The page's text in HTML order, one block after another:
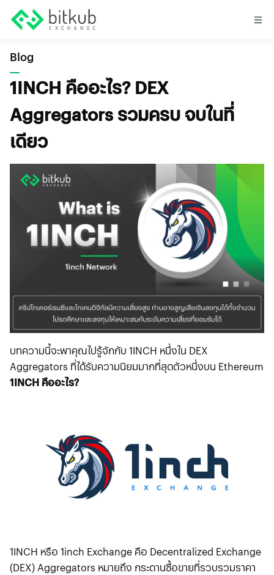
Blog
1INCH คืออะไร? DEX
Aggregators รวมครบ จบในที่
เดียว
บทความนี้จะพาคุณไปรู้จักกับ 1INCH หนึ่งใน DEX
Aggregators ที่ได้รับความนิยมมากที่สุดตัวหนึ่งบน Ethereum
1INCH คืออะไร?
1INCH หรือ 1inch Exchange คือ Decentralized Exchange
(DEX) Aggregators หมายถึง กระดานซื้อขายที่รวบรวมราคา